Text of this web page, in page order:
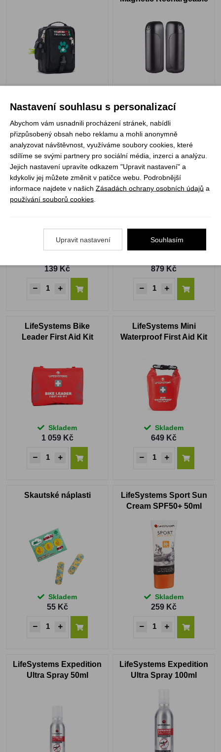
LifeSystems 3x Plaster
Fabric Strip 7,5 cm x 1 m
139 Kč
LifeSystems Bike First
Aid Kit
879 Kč
LifeSystems Bike
Leader First Aid Kit
Skladem
1 059 Kč
LifeSystems Mini
Waterproof First Aid Kit
Skladem
649 Kč
Skautské náplasti
Skladem
55 Kč
LifeSystems Sport Sun
Cream SPF50+ 50ml
Skladem
259 Kč
LifeSystems Expedition
Ultra Spray 50ml
LifeSystems Expedition
Ultra Spray 100ml
Nastavení souhlasu s personalizací
Abychom vám usnadnili procházení stránek, nabídli
přizpůsobený obsah nebo reklamu a mohli anonymně
analyzovat návštěvnost, využíváme soubory cookies, které
sdílíme se svými partnery pro sociální média, inzerci a analýzu.
Jejich nastavení upravíte odkazem "Upravit nastavení" a
kdykoliv jej můžete změnit v patičce webu. Podrobnější
informace najdete v našich Zásadách ochrany osobních údajů a
používání souborů cookies
Upravit nastavení Souhlasím